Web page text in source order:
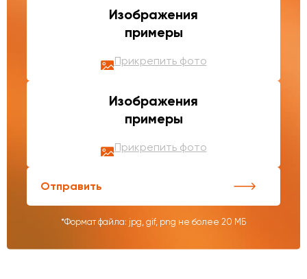
Изображения
примеры
Прикрепить фото
Изображения
примеры
Прикрепить фото
Отправить
*Формат файла: jpg, gif, png не более 20 МБ